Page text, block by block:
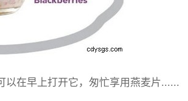
以在早上打开它，匆忙享用燕麦片......